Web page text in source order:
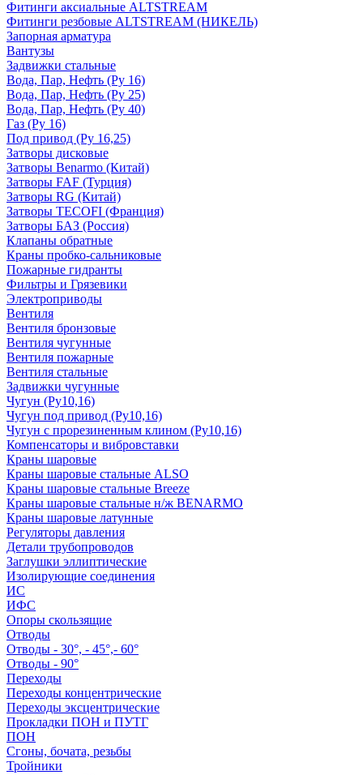
Фитинги аксиальные ALTSTREAM
Фитинги резбовые ALTSTREAM (НИКЕЛЬ)
Запорная арматура
Вантузы
Задвижки стальные
Вода, Пар, Нефть (Ру 16)
Вода, Пар, Нефть (Ру 25)
Вода, Пар, Нефть (Ру 40)
Газ (Ру 16)
Под привод (Ру 16,25)
Затворы дисковые
Затворы Benarmo (Китай)
Затворы FAF (Турция)
Затворы RG (Китай)
Затворы TECOFI (Франция)
Затворы БАЗ (Россия)
Клапаны обратные
Краны пробко-сальниковые
Пожарные гидранты
Фильтры и Грязевики
Электроприводы
Вентиля
Вентиля бронзовые
Вентиля чугунные
Вентиля пожарные
Вентиля стальные
Задвижки чугунные
Чугун (Ру10,16)
Чугун под привод (Ру10,16)
Чугун с прорезиненным клином (Ру10,16)
Компенсаторы и вибровставки
Краны шаровые
Краны шаровые стальные ALSO
Краны шаровые стальные Breeze
Краны шаровые стальные н/ж BENARMO
Краны шаровые латунные
Регуляторы давления
Детали трубопроводов
Заглушки эллиптические
Изолирующие соединения
ИС
ИФС
Опоры скользящие
Отводы
Отводы - 30°, - 45°,- 60°
Отводы - 90°
Переходы
Переходы концентрические
Переходы эксцентрические
Прокладки ПОН и ПУТГ
ПОН
Сгоны, бочата, резьбы
Тройники